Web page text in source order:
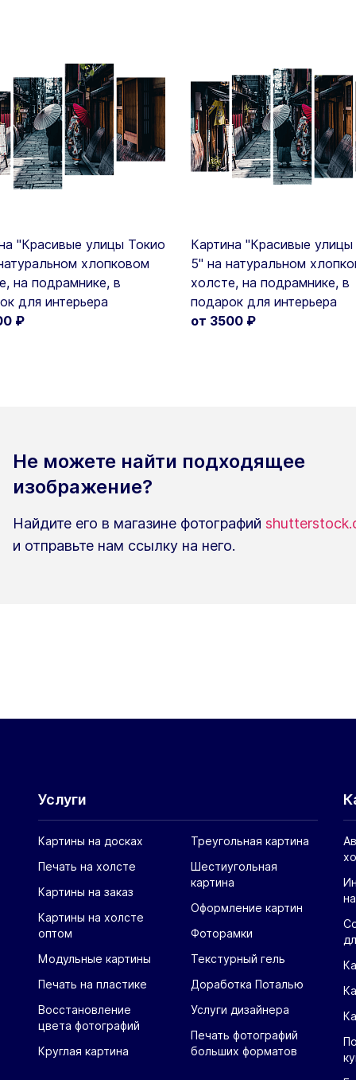
"Красивые улицы Токио
хлопковом
на подрамнике, в
для интерьера
₽
Картина "Красивые
5" на натуральном
холсте, на подрамнике, в
подарок для интерьера
от 3500 ₽
Не можете найти подходящее
изображение?
Найдите его в магазине фотографий
и отправьте нам ссылку на него.
Услуги
Картины на досках
Печать на холсте
Картины на заказ
Картины на холсте
оптом
Модульные картины
Печать на пластике
Восстановление
цвета фотографий
Круглая картина
Треугольная картина
Шестиугольная
картина
Оформление картин
Фоторамки
Текстурный гель
Доработка Поталью
Услуги дизайнера
Печать фотографий
больших форматов